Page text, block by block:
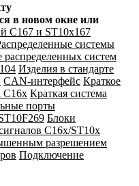
в новом окне или
С167 и ST10x167
системы
систем
Изделия в стандарте
CAN-интерфейс Краткое
C16x Краткая система
порты
Блоки
C16x/ST10x
разрешением
Подключение